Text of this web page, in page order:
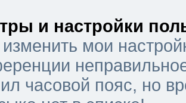
и настройки
мои
часовой пояс, но